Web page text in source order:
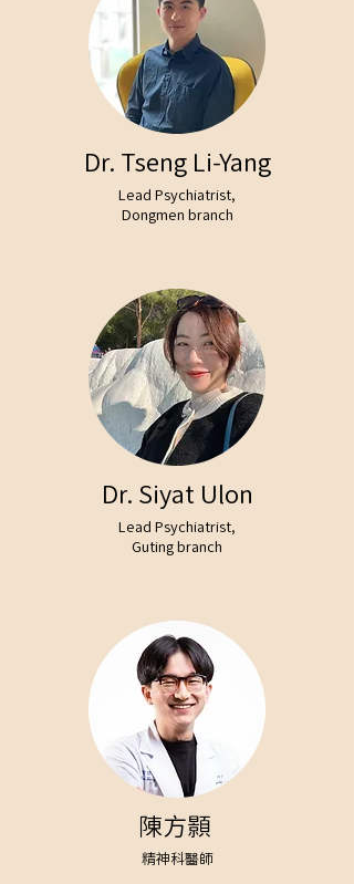
Dr. Tseng Li-Yang
Lead Psychiatrist,
Dongmen branch
Dr. Siyat Ulon
Lead Psychiatrist,
Guting branch
陳方顥
精神科醫師